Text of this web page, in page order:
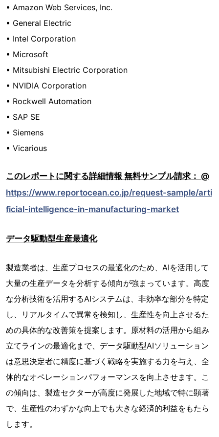
• Amazon Web Services, Inc.
• General Electric
• Intel Corporation
• Microsoft
• Mitsubishi Electric Corporation
• NVIDIA Corporation
• Rockwell Automation
• SAP SE
• Siemens
• Vicarious
このレポートに関する詳細情報 無料サンプル請求： @
https://www.reportocean.co.jp/request-sample/arti
ficial-intelligence-in-manufacturing-market
データ駆動型生産最適化
製造業者は、生産プロセスの最適化のため、AIを活用して
大量の生産データを分析する傾向が強まっています。高度
な分析技術を活用するAIシステムは、非効率な部分を特定
し、リアルタイムで異常を検知し、生産性を向上させるた
めの具体的な改善策を提案します。原材料の活用から組み
立てラインの最適化まで、データ駆動型AIソリューション
は意思決定者に精度に基づく戦略を実施する力を与え、全
体的なオペレーションパフォーマンスを向上させます。こ
の傾向は、製造セクターが高度に発展した地域で特に顕著
で、生産性のわずかな向上でも大きな経済的利益をもたら
します。